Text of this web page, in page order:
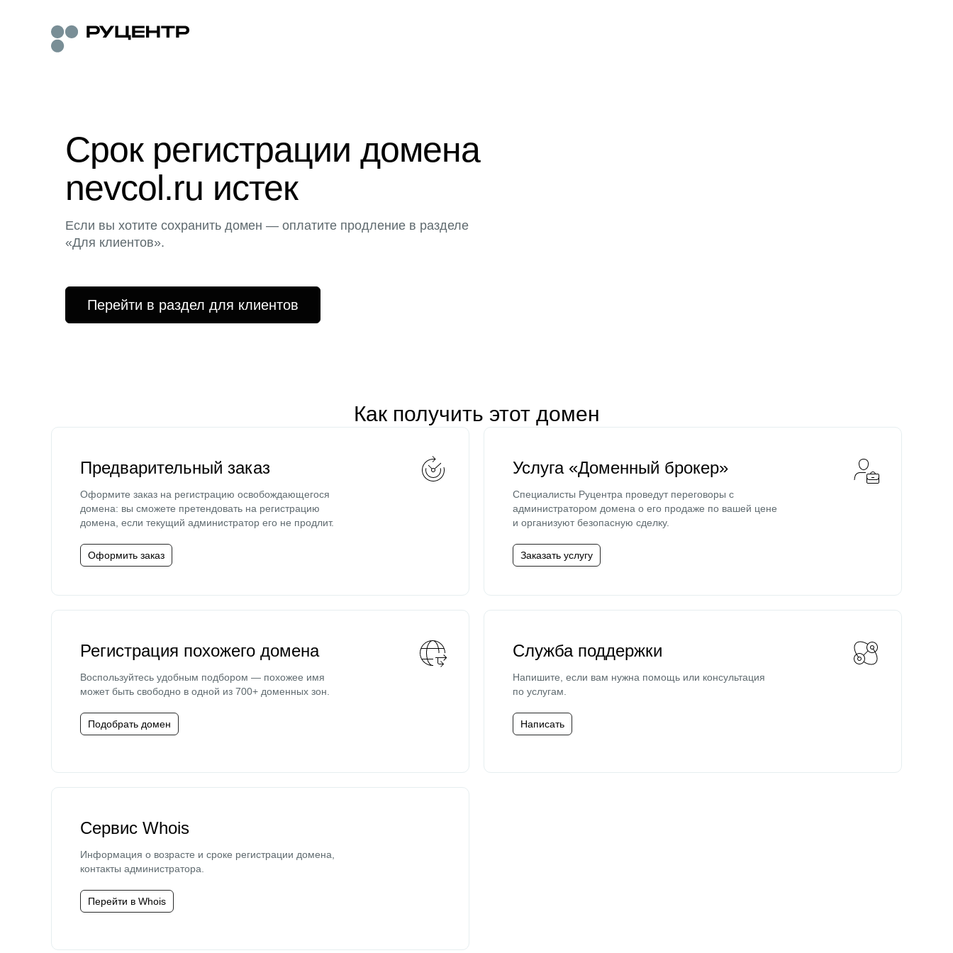
Срок регистрации домена
nevcol.ru истек
Если вы хотите сохранить домен — оплатите продление в разделе
«Для клиентов».
Перейти в раздел для клиентов
Как получить этот домен
Предварительный заказ
Оформите заказ на регистрацию освобождающегося
домена: вы сможете претендовать на регистрацию
домена, если текущий администратор его не продлит.
Оформить заказ
Услуга «Доменный брокер»
Специалисты Руцентра проведут переговоры с
администратором домена о его продаже по вашей цене
и организуют безопасную сделку.
Заказать услугу
Регистрация похожего домена
Воспользуйтесь удобным подбором — похожее имя
может быть свободно в одной из 700+ доменных зон.
Подобрать домен
Служба поддержки
Напишите, если вам нужна помощь или консультация
по услугам.
Написать
Сервис Whois
Информация о возрасте и сроке регистрации домена,
контакты администратора.
Перейти в Whois